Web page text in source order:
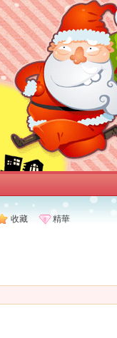
收藏 精華